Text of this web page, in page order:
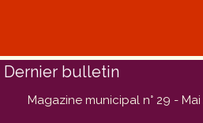
Dernier bulletin
Magazine municipal n° 29 - Mai